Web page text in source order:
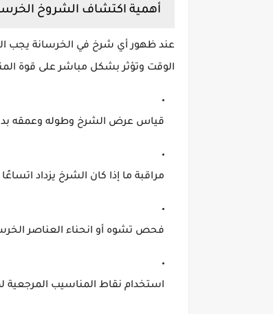
أهمية اكتشاف الشروخ
عند ظهور أي شرخ في الخرسانة يجب
الوقت وتؤثر بشكل مباشر على قوة
قياس عرض الشرخ وطوله وعمقه
مراقبة ما إذا كان الشرخ يزداد
فحص تشوه أو انحناء العناصر
استخدام نقاط المناسيب المرجعية